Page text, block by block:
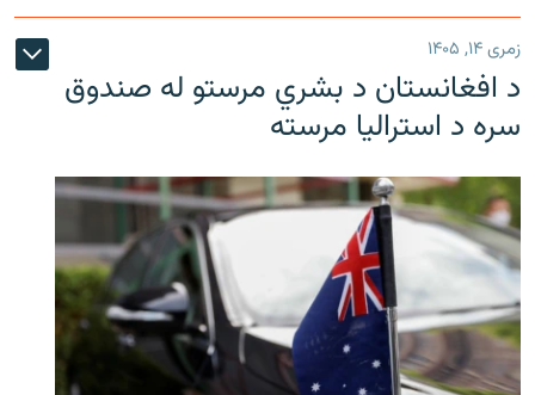
زمری ۱۴, ۱۴۰۵
د افغانستان د بشري مرستو له صندوق
سره د استرالیا مرسته